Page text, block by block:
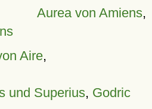
Aurea von Amiens,
Aire,
und Superius, Godric